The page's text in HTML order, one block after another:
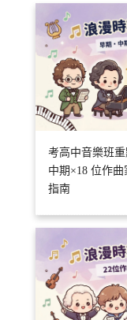
考高中音樂班
中期×18 位作
指南